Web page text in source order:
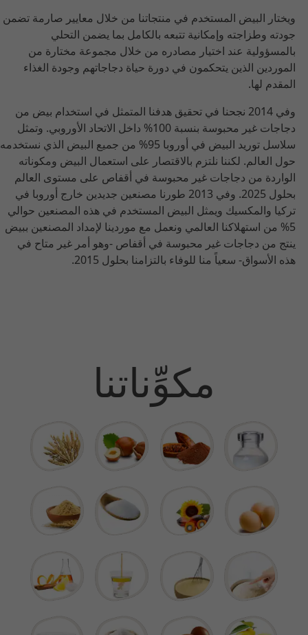
ويختار البيض المستخدم في منتجاتنا من خلال معايير صارمة تضمن
جودته وطزاجته وإمكانية تتبعه بالكامل بما يضمن التحلي
بالمسؤولية عند اختيار مصادره من خلال مجموعة مختارة من
الموردين الذين يتحكمون في دورة حياة دجاجاتهم وجودة الغذاء
المقدم لها.
وفي 2014 نجحنا في تحقيق هدفنا المتمثل في استخدام بيض من
دجاجات غير محبوسة بنسبة 100% داخل الاتحاد الأوروبي. وتمثل
سلاسل توريد البيض في أوروبا 95% من جميع البيض الذي نستخدمه
حول العالم. لكننا نلتزم بالاقتصار على استعمال البيض ومكوناته
الواردة من دجاجات غير محبوسة في أقفاص على مستوى العالم
بحلول 2025. وفي 2013 طورنا مصنعين جديدين خارج أوروبا في
تركيا والمكسيك ويمثل البيض المستخدم في هذه المصنعين حوالي
5% من استهلاكنا العالمي ونعمل مع موردينا لإمداد المصنعين ببيض
ينتج من دجاجات غير محبوسة في أقفاص -وهو أمر غير متاح في
هذه الأسواق- سعياً منا للوفاء بالتزامنا بحلول 2015.
مكوِّناتنا